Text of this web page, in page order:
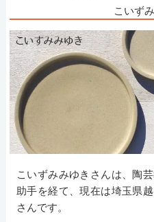
こいず
こいずみみゆきさんは、陶
助手を経て、現在は埼玉県
さんです。